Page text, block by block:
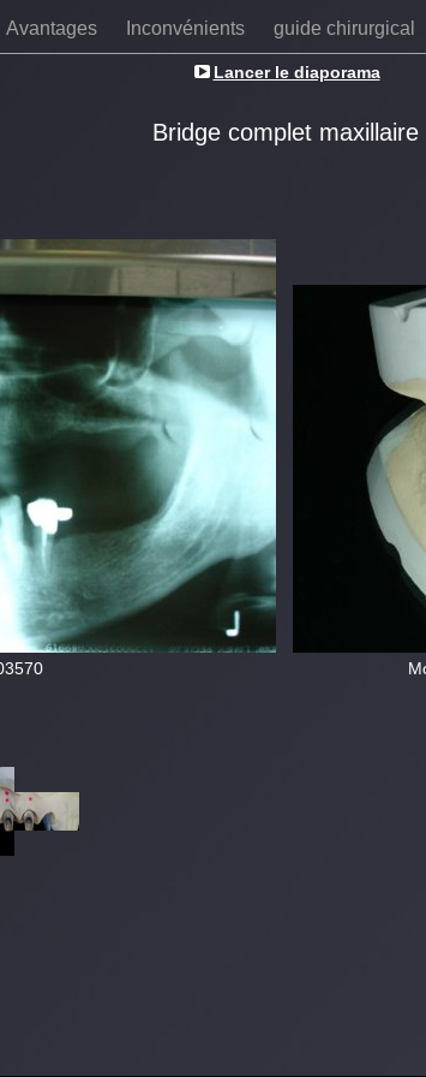
Avantages Inconvénients guide chirurgical
Lancer le diaporama
Bridge complet maxillaire